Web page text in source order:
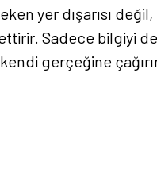
yer dışarısı değil,
Sadece bilgiyi
gerçeğine